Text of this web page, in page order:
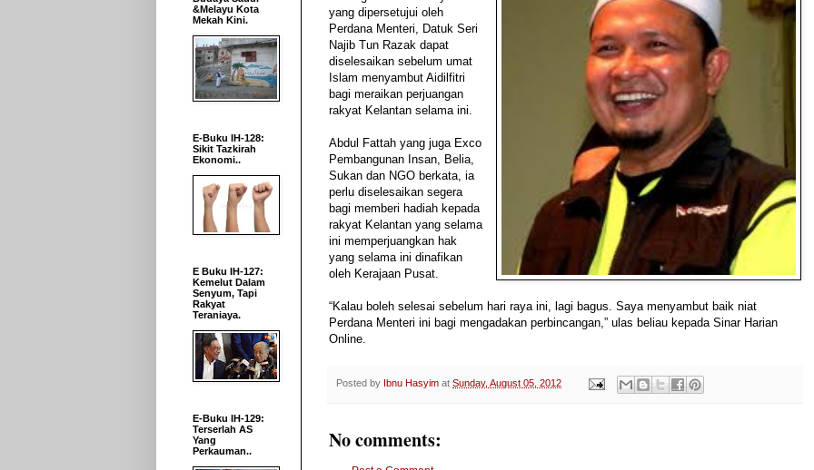
yang dipersetujui oleh
Perdana Menteri, Datuk Seri
Najib Tun Razak dapat
diselesaikan sebelum umat
Islam menyambut Aidilfitri
bagi meraikan perjuangan
rakyat Kelantan selama ini.
Abdul Fattah yang juga Exco
Pembangunan Insan, Belia,
Sukan dan NGO berkata, ia
perlu diselesaikan segera
bagi memberi hadiah kepada
rakyat Kelantan yang selama
ini memperjuangkan hak
yang selama ini dinafikan
oleh Kerajaan Pusat.
“Kalau boleh selesai sebelum hari raya ini, lagi bagus. Saya menyambut baik niat
Perdana Menteri ini bagi mengadakan perbincangan,” ulas beliau kepada Sinar Harian
Online.
Posted by Ibnu Hasyim at Sunday, August 05, 2012
No comments:
&Melayu Kota
Mekah Kini.
E-Buku IH-128:
Sikit Tazkirah
Ekonomi..
E Buku IH-127:
Kemelut Dalam
Senyum, Tapi
Rakyat
Teraniaya.
E-Buku IH-129:
Terserlah AS
Yang
Perkauman..